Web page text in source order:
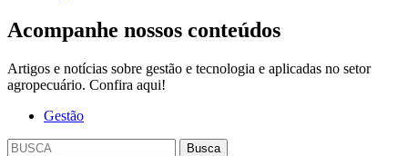
Acompanhe nossos conteúdos
Artigos e notícias sobre gestão e tecnologia e aplicadas no setor
agropecuário. Confira aqui!
Gestão